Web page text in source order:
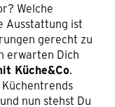
Welche
Ausstattung ist
gerecht zu
erwarten Dich
Küche&Co.
nun stehst Du